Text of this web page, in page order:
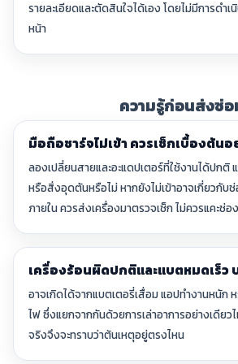
รายละเอียดและตัดสินใจได้เอง โดยไม่มีการดำ
หน้า
ความรู้ก่อนส่งซ่
มือถือชาร์จไม่เข้า ควรเช็กเบื้องต้น
ลองเปลี่ยนสายและอะแดปเตอร์ที่ใช้งานได้ปกติ
หรือสิ่งอุดตันหรือไม่ หากยังไม่เข้าอาจเกี่ยวกับ
ภายใน ควรส่งเครื่องมาตรวจเช็ก ไม่ควรแคะช่
เครื่องร้อนผิดปกติและแบตหมดเร็ว
อาจเกิดได้จากแบตเตอรี่เสื่อม แอปทำงานหนัก
ไฟ ซึ่งแยกจากกันด้วยการเล่าอาการอย่างเดียว
จริงจึงจะทราบว่าต้นเหตุอยู่ตรงไหน